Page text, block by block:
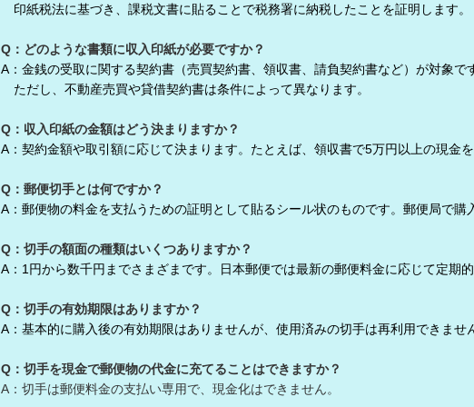
印紙税法に基づき、課税文書に貼ることで税務署に納税したことを証明します。
Q：どのような書類に収入印紙が必要ですか？
A：金銭の受取に関する契約書（売買契約書、領収書、請負契約書など）が対象で
ただし、不動産売買や貸借契約書は条件によって異なります。
Q：収入印紙の金額はどう決まりますか？
A：契約金額や取引額に応じて決まります。たとえば、領収書で5万円以上の現金
Q：郵便切手とは何ですか？
A：郵便物の料金を支払うための証明として貼るシール状のものです。郵便局で購
Q：切手の額面の種類はいくつありますか？
A：1円から数千円までさまざまです。日本郵便では最新の郵便料金に応じて定期的
Q：切手の有効期限はありますか？
A：基本的に購入後の有効期限はありませんが、使用済みの切手は再利用できませ
Q：切手を現金で郵便物の代金に充てることはできますか？
A：切手は郵便料金の支払い専用で、現金化はできません。